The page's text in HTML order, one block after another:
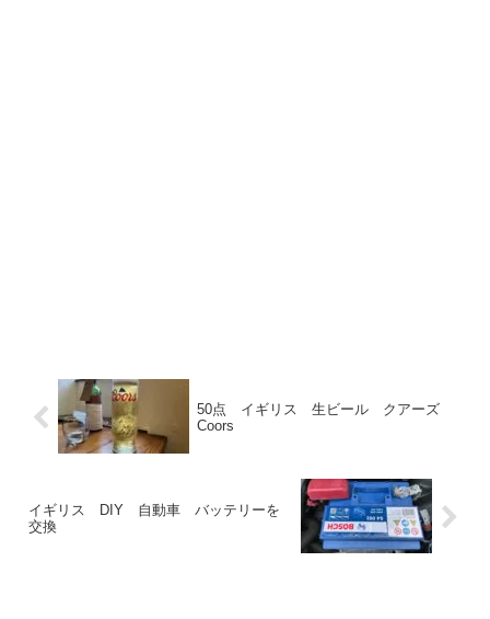
50点 イギリス 生ビール クアーズ
Coors
イギリス DIY 自動車 バッテリーを
交換